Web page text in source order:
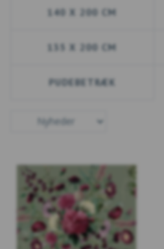
140 X 200 CM
135 X 200 CM
PUDEBETRÆK